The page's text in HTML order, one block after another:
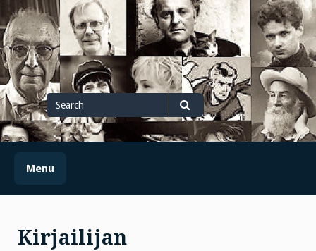
Skip
to
content
Search
for
Search
Menu
Kirjailijan